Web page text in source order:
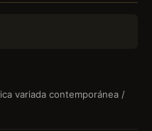
variada contemporánea /